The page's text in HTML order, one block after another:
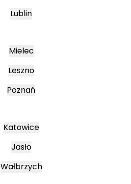
Lublin
Mielec
Leszno
Poznań
Katowice
Jasło
Wałbrzych